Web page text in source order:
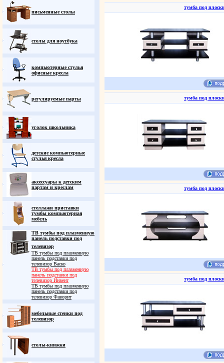
письменные столы
столы для ноутбука
компьютерные стулья
офисные кресла
регулируемые парты
уголок школьника
детские компьютерные
стулья кресла
аксессуары к детским
партам и креслам
стеллажи приставки
тумбы компьютерная
мебель
ТВ тумбы под плазменную
панель подставки под
телевизор
ТВ тумбы под плазменную
панель подставки под
телевизор Васко
ТВ тумбы под плазменную
панель подставки под
телевизор Инвент
ТВ тумбы под плазменную
панель подставки под
телевизор Фаворит
мебельные стенки под
телевизор
столы-книжки
тумба под
тумба под
тумба под
тумба под